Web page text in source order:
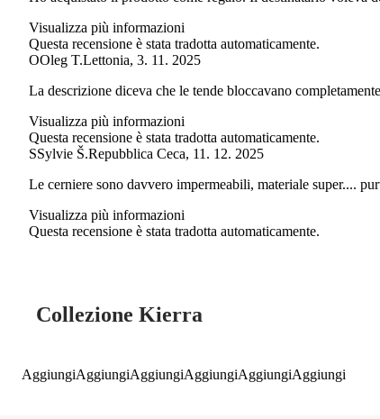
Visualizza più informazioni
Questa recensione è stata tradotta automaticamente.
OOleg T.Lettonia, 3. 11. 2025
La descrizione diceva che le tende bloccavano
Visualizza più informazioni
Questa recensione è stata tradotta automaticamente.
SSylvie Š.Repubblica Ceca, 11. 12. 2025
Le cerniere sono davvero impermeabili, materiale super....
Visualizza più informazioni
Questa recensione è stata tradotta automaticamente.
Collezione Kierra
AggiungiAggiungiAggiungiAggiungiAggiungiAggiungi